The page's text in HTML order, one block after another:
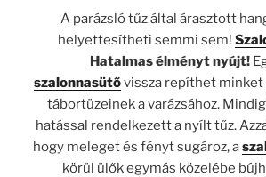
A parázsló tűz által árasztott
helyettesítheti semmi sem!
Hatalmas élményt nyújt!
szalonnasütővissza repíthet
tábortüzeinek a varázsához.
hatással rendelkezett a nyílt tűz.
hogy meleget és fényt sugároz, a
körül ülők egymás közelébe